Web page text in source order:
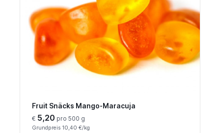
Fruit Snäcks Mango-Maracuja
€ 5,20 pro 500 g
Grundpreis 10,40 €/kg